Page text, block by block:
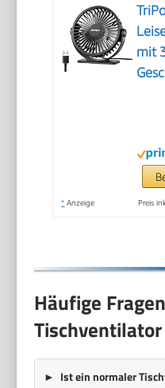
mit
* Anzeige Preis
Häufige
Ist ein normaler